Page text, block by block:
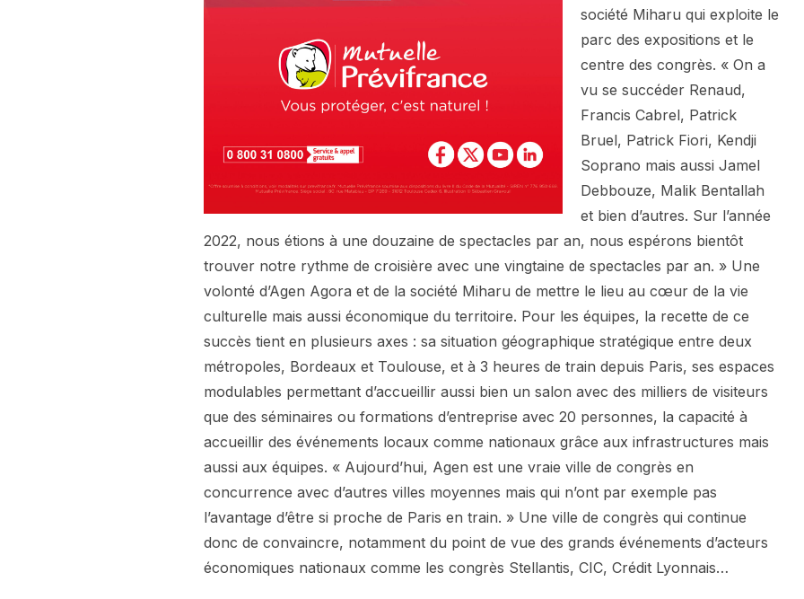
société Miharu qui exploite le
parc des expositions et le
centre des congrès. « On a
vu se succéder Renaud,
Francis Cabrel, Patrick
Bruel, Patrick Fiori, Kendji
Soprano mais aussi Jamel
Debbouze, Malik Bentallah
et bien d’autres. Sur l’année
2022, nous étions à une douzaine de spectacles par an, nous espérons bientôt
trouver notre rythme de croisière avec une vingtaine de spectacles par an. » Une
volonté d’Agen Agora et de la société Miharu de mettre le lieu au cœur de la vie
culturelle mais aussi économique du territoire. Pour les équipes, la recette de ce
succès tient en plusieurs axes : sa situation géographique stratégique entre deux
métropoles, Bordeaux et Toulouse, et à 3 heures de train depuis Paris, ses espaces
modulables permettant d’accueillir aussi bien un salon avec des milliers de visiteurs
que des séminaires ou formations d’entreprise avec 20 personnes, la capacité à
accueillir des événements locaux comme nationaux grâce aux infrastructures mais
aussi aux équipes. « Aujourd’hui, Agen est une vraie ville de congrès en
concurrence avec d’autres villes moyennes mais qui n’ont par exemple pas
l’avantage d’être si proche de Paris en train. » Une ville de congrès qui continue
donc de convaincre, notamment du point de vue des grands événements d’acteurs
économiques nationaux comme les congrès Stellantis, CIC, Crédit Lyonnais…